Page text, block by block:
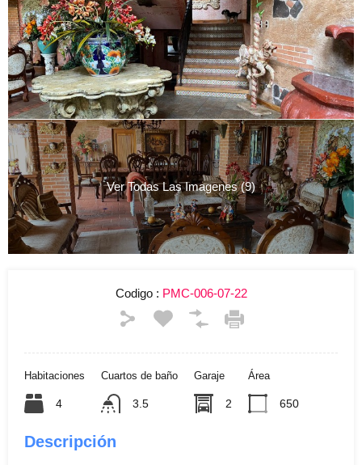
Ver Todas Las Imagenes (9)
Codigo : PMC-006-07-22
Habitaciones
4
Cuartos de baño
3.5
Garaje
2
Área
650
Descripción